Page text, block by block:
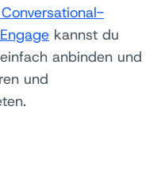
Conversational-
kannst du
anbinden und
und